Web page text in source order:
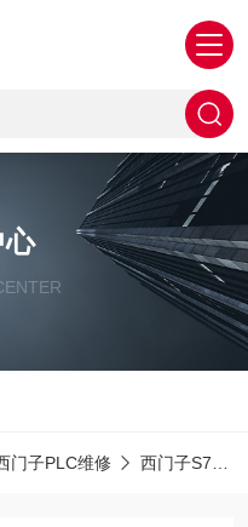
心
门子PLC维修 西门子S7-1500PLC解密